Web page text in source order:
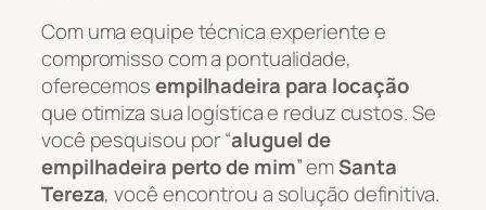
Com uma equipe técnica experiente e
compromisso com a pontualidade,
oferecemosempilhadeira para locação
que otimiza sua logística e reduz custos. Se
você pesquisou por “aluguel de
empilhadeira perto de mim” emSanta
Tereza, você encontrou a solução definitiva.